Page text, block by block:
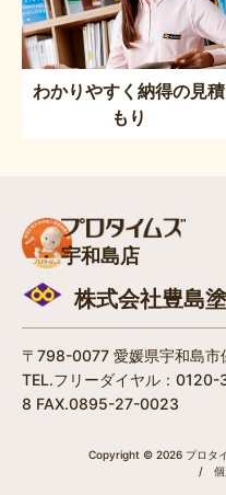
わかりやすく納得の見積
もり
宇和島店
株式会社豊島
〒798-0077 愛媛県宇和島市
TEL.フリーダイヤル：
8 FAX.0895-27-0023
Copyright © 2026 プロタ
/